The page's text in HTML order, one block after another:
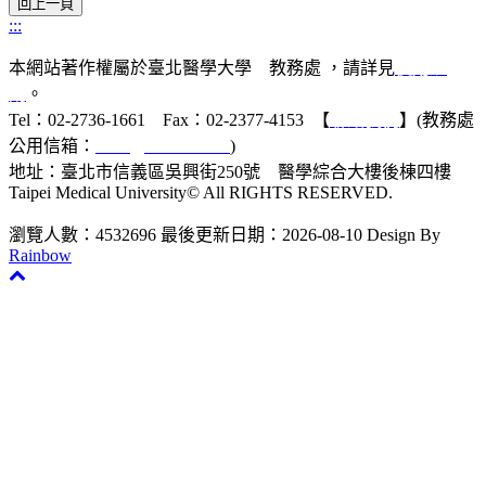
:::
本網站著作權屬於臺北醫學大學 教務處 ，請詳見
。
Tel：02-2736-1661 Fax：02-2377-4153 【
】(教務處
公用信箱：
)
地址：臺北市信義區吳興街250號 醫學綜合大樓後棟四樓
Taipei Medical University© All RIGHTS RESERVED.
瀏覽人數：4532696 最後更新日期：2026-08-10 Design By
Rainbow